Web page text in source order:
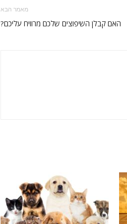
מאמר הבא
האם קבלן השיפוצים שלכם מרוויח עליכם?